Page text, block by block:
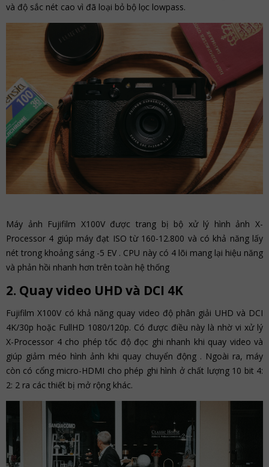
và độ sắc nét cao vì đã loại bỏ bộ lọc lowpass.
Máy ảnh Fujifilm X100V được trang bị bộ xử lý hình ảnh X-
Processor 4 giúp máy đạt ISO từ 160-12.800 và có khả năng lấy
nét trong khoảng sáng -5 EV . CPU này có 4 lõi mang lại hiệu năng
và phản hồi nhanh hơn trên toàn hệ thống
2. Quay video UHD và DCI 4K
Fujifilm X100V có khả năng quay video độ phân giải UHD và DCI
4K/30p hoặc FullHD 1080/120p. Có được điều này là nhờ vi xử lý
X-Processor 4 cho phép tốc độ đọc ghi nhanh khi quay video và
giúp giảm méo hình ảnh khi quay chuyển động . Ngoài ra, máy
còn có cổng micro-HDMI cho phép ghi hình ở chất lượng 10 bit 4:
2: 2 ra các thiết bị mở rộng khác.